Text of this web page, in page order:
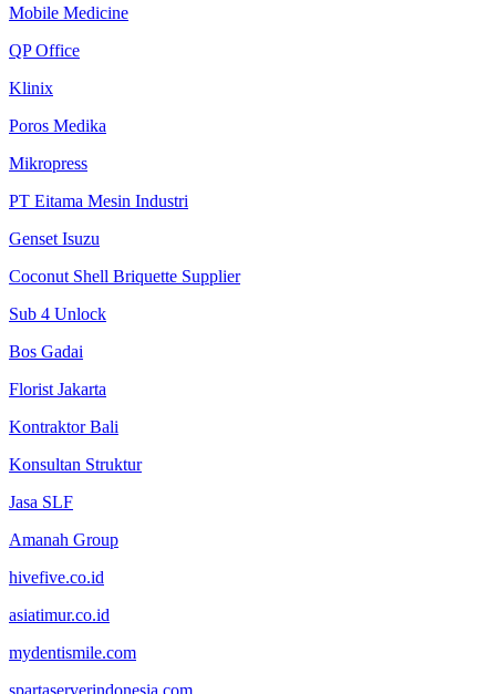
Mobile Medicine
QP Office
Klinix
Poros Medika
Mikropress
PT Eitama Mesin Industri
Genset Isuzu
Coconut Shell Briquette Supplier
Sub 4 Unlock
Bos Gadai
Florist Jakarta
Kontraktor Bali
Konsultan Struktur
Jasa SLF
Amanah Group
hivefive.co.id
asiatimur.co.id
mydentismile.com
spartaserverindonesia.com